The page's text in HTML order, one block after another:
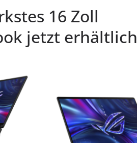
16 Zoll
jetzt erhältlich